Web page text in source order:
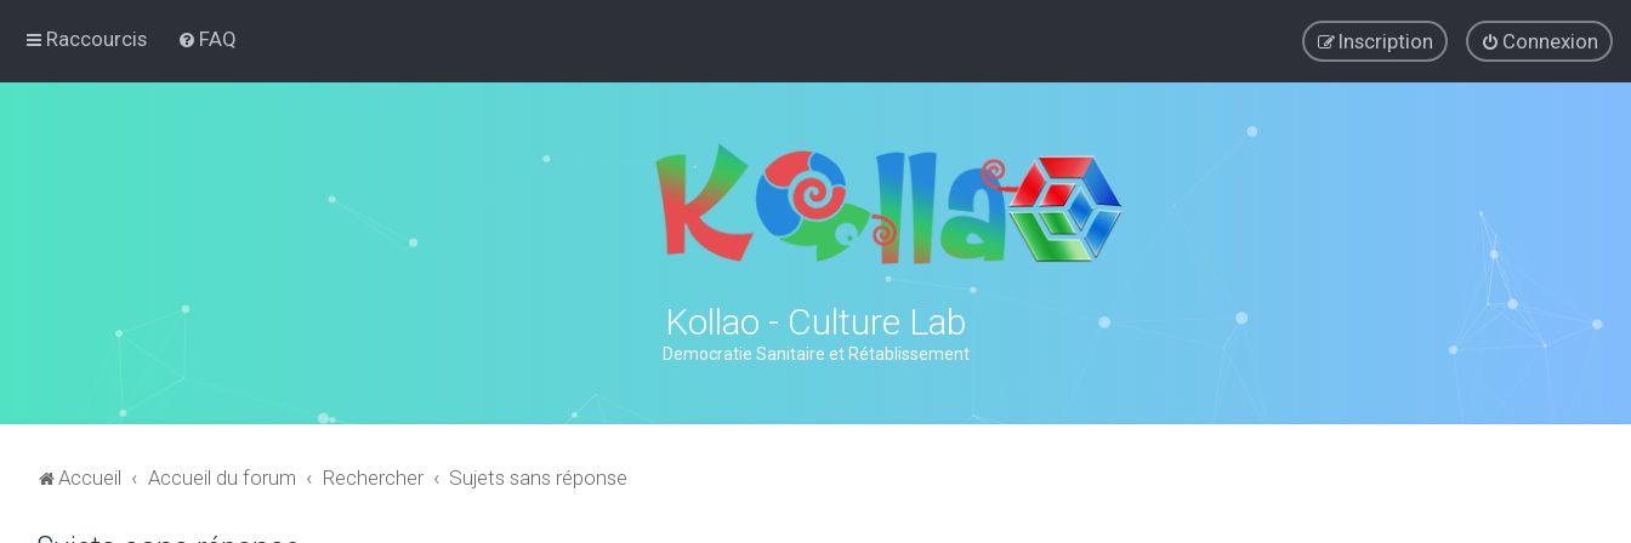
Raccourcis FAQ Connexion
Inscription
Kollao - Culture Lab
Democratie Sanitaire et Rétablissement
Accueil Accueil du forum Rechercher Sujets sans réponse